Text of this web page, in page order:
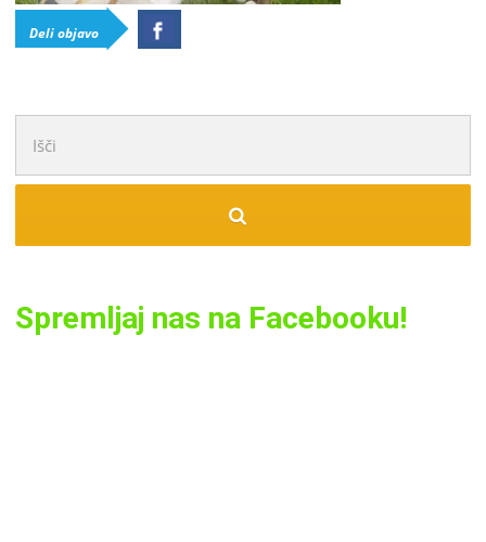
Deli objavo
Spremljaj nas na Facebooku!